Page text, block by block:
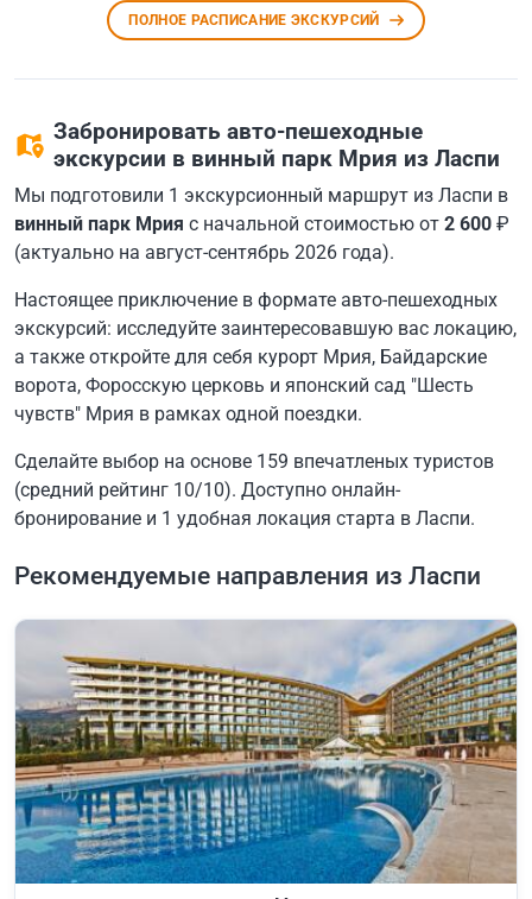
ПОЛНОЕ РАСПИСАНИЕ ЭКСКУРСИЙ
Забронировать авто-пешеходные
экскурсии в винный парк Мрия из Ласпи
Мы подготовили 1 экскурсионный маршрут из Ласпи в
винный парк Мрия с начальной стоимостью от 2 600 ₽
(актуально на август-сентябрь 2026 года).
Настоящее приключение в формате авто-пешеходных
экскурсий: исследуйте заинтересовавшую вас локацию,
а также откройте для себя курорт Мрия, Байдарские
ворота, Форосскую церковь и японский сад "Шесть
чувств" Мрия в рамках одной поездки.
Сделайте выбор на основе 159 впечатленых туристов
(средний рейтинг 10/10). Доступно онлайн-
бронирование и 1 удобная локация старта в Ласпи.
Рекомендуемые направления из Ласпи